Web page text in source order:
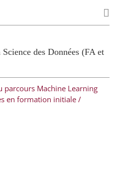
des Données (FA et
parcours Machine Learning
en formation initiale /